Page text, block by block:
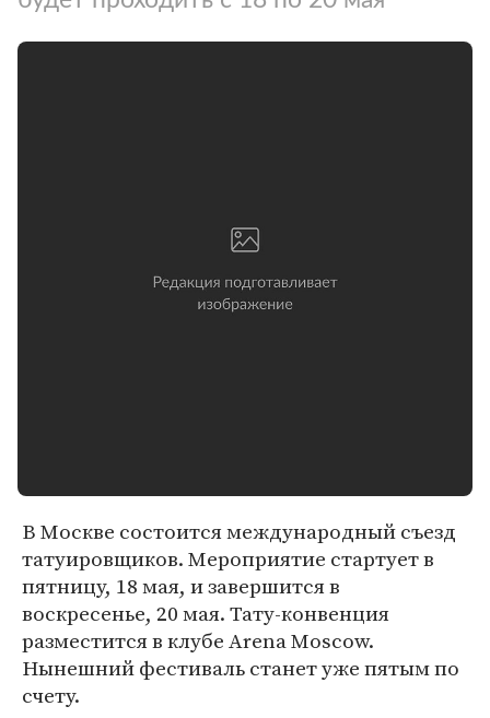
В Москве состоится международный съезд
татуировщиков. Мероприятие стартует в
пятницу, 18 мая, и завершится в
воскресенье, 20 мая. Тату-конвенция
разместится в клубе Arena Moscow.
Нынешний фестиваль станет уже пятым по
счету.